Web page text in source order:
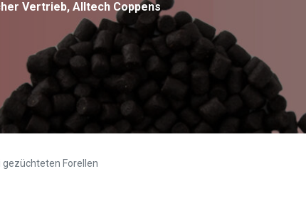
Vertrieb, Alltech Coppens
Forellen